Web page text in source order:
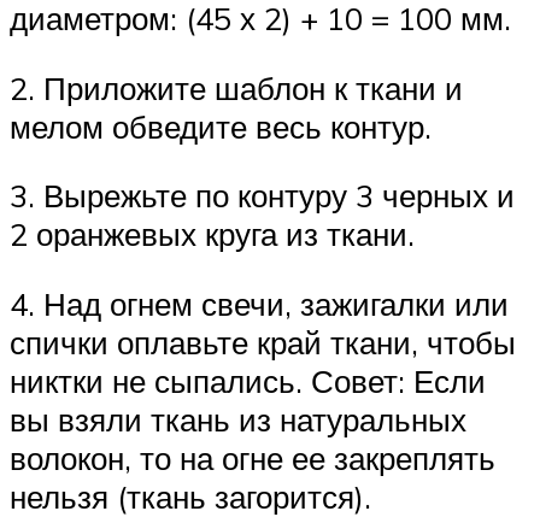
диаметром: (45 х 2) + 10 = 100 мм.
2. Приложите шаблон к ткани и
мелом обведите весь контур.
3. Вырежьте по контуру 3 черных и
2 оранжевых круга из ткани.
4. Над огнем свечи, зажигалки или
спички оплавьте край ткани, чтобы
никтки не сыпались. Совет: Если
вы взяли ткань из натуральных
волокон, то на огне ее закреплять
нельзя (ткань загорится).